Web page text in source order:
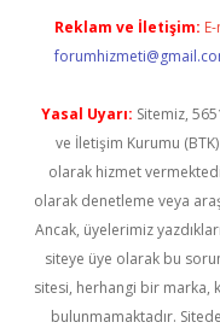
Reklam ve İletişim:
Yasal Uyarı: Sitemiz,
ve İletişim Kurumu
olarak hizmet
olarak denetleme veya
Ancak, üyelerimiz
siteye üye olarak bu
sitesi, herhangi bir marka,
bulunmamaktadır.